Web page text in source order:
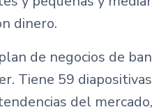
dinero.
de negocios de
Tiene 59
del